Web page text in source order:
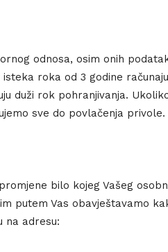
odnosa, osim onih
roka od 3 godine
duži rok pohranjivanja.
sve do povlačenja privole.
bilo kojeg Vašeg
putem Vas obavještavamo
na adresu: